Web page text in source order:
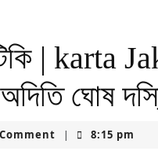
| karta
ঘোষ
| 8:15 pm